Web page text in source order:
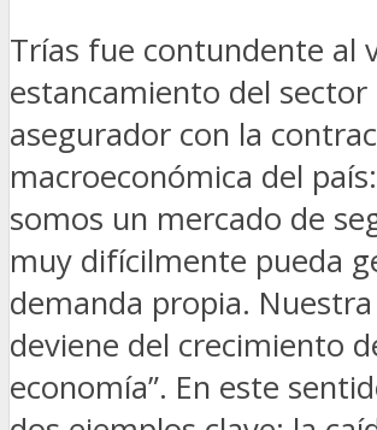
Trías fue contundente al
estancamiento del sector
asegurador con la
macroeconómica del
somos un mercado de
muy difícilmente pueda
demanda propia.
deviene del crecimiento
economía”. En este